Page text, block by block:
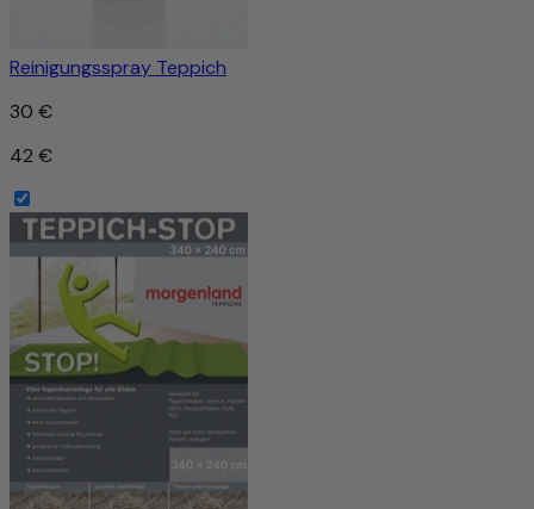
Reinigungsspray Teppich
30 €
42 €